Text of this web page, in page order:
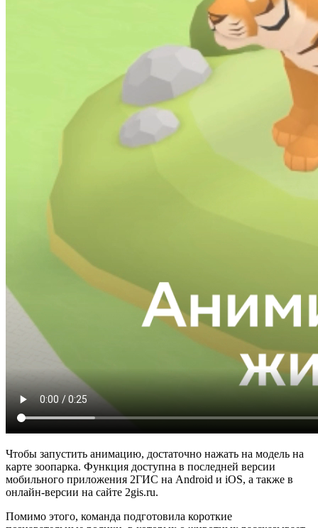
Чтобы запустить анимацию, достаточно нажать на модель на
карте зоопарка. Функция доступна в последней версии
мобильного приложения 2ГИС на Android и iOS, а также в
онлайн-версии на сайте 2gis.ru.
Помимо этого, команда подготовила короткие